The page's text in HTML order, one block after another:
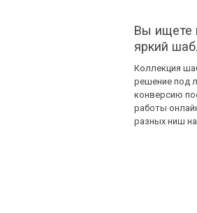
Вы ищете
яркий
Коллекция
решение под
конверсию
работы
разных ниш